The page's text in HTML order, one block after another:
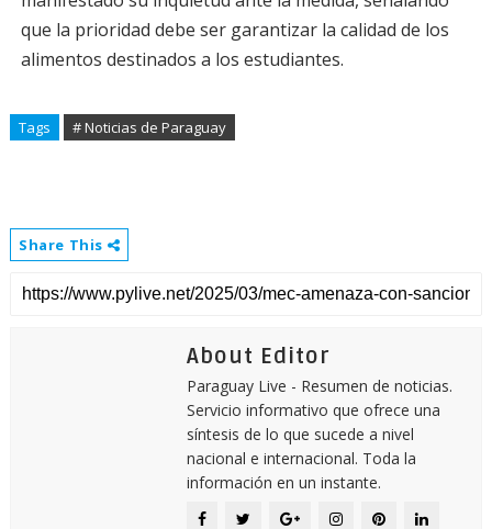
que la prioridad debe ser garantizar la calidad de los
alimentos destinados a los estudiantes.
Tags # Noticias de Paraguay
Share This
About Editor
Paraguay Live - Resumen de noticias.
Servicio informativo que ofrece una
síntesis de lo que sucede a nivel
nacional e internacional. Toda la
información en un instante.